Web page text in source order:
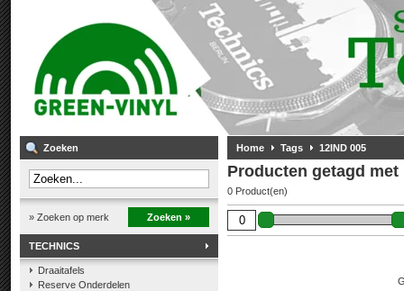
Zoeken
» Zoeken op merk Zoeken »
TECHNICS
Draaitafels
Reserve Onderdelen
Home Tags 12IND 005
Producten getagd met
0 Product(en)